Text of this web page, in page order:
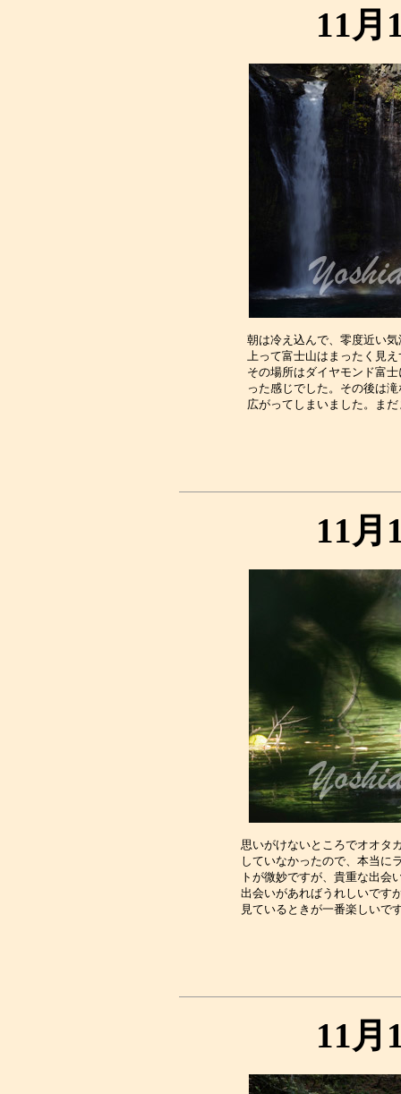
11月
朝は冷え込んで、零度近い
上って富士山はまったく見
その場所はダイヤモンド富
った感じでした。その後は
11月
思いがけないところでオオタ
していなかったので、本当に
トが微妙ですが、貴重な出会
出会いがあればうれしいです
11月